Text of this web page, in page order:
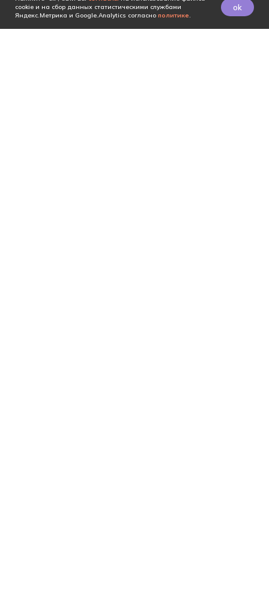
cookie и на сбор данных статистическими службами
Яндекс.Метрика и Google.Analytics согласно политике.
ok